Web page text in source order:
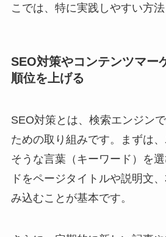
こでは、特に実践しやすい方法
SEO対策やコンテンツマー
順位を上げる
SEO対策とは、検索エンジン
ための取り組みです。まずは
そうな言葉（キーワード）を
ドをページタイトルや説明文
み込むことが基本です。